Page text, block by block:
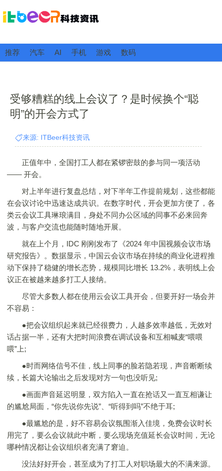
推荐 汽车 AI 手机 游戏 数码
受够糟糕的线上会议了？是时候换个“聪
明”的开会方式了
来源: ITBeer科技资讯
正值年中，全国打工人都在紧锣密鼓的参与同一项活动
—— 开会。
对上半年进行复盘总结，对下半年工作提前规划，这些都能
在会议讨论中迅速达成共识。在数字时代，开会更加方便了，各
类云会议工具琳琅满目，身处不同办公区域的同事不必来回奔
波，与客户交流也能随时随地开展。
就在上个月，IDC 刚刚发布了《2024 年中国视频会议市场
研究报告》。数据显示，中国云会议市场在持续的商业化进程推
动下保持了稳健的增长态势，规模同比增长 13.2%，表明线上会
议正在被越来越多打工人接纳。
尽管大多数人都在使用云会议工具开会，但要开好一场会并
不容易：
●把会议组织起来就已经很费力，人越多效率越低，无效对
话占据一半，还有大把时间浪费在调试设备和互相喊麦“喂喂
喂”上;
●时而网络信号不佳，线上同事的脸若隐若现，声音断断续
续，长篇大论输出之后发现对方一句也没听见;
●画面声音延迟明显，双方陷入一直在抢话又一直互相谦让
的尴尬局面，“你先说你先说”、“听得到吗”不绝于耳;
●最尴尬的是，好不容易会议氛围渐入佳境，免费会议时长
用完了，要么会议就此中断，要么现场充值延长会议时间，无论
哪种情况都让会议组织者充满了窘迫。
没法好好开会，甚至成为了打工人对职场最大的不满来源。